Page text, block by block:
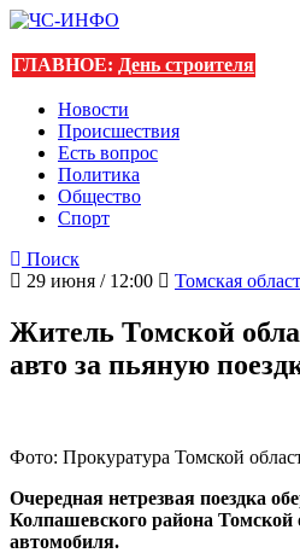
ГЛАВНОЕ: День строителя
Новости
Происшествия
Есть вопрос
Политика
Общество
Спорт
Поиск
29 июня / 12:00
Томская
Житель Томской
авто за пьяную
Фото: Прокуратура Томской
Очередная нетрезвая поездка
Колпашевского района Томской
автомобиля.